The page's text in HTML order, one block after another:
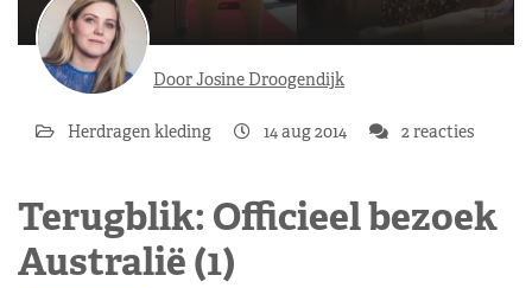
Door Josine Droogendijk
Herdragen kleding 14 aug 2014 2 reacties
Terugblik: Officieel bezoek
Australië (1)